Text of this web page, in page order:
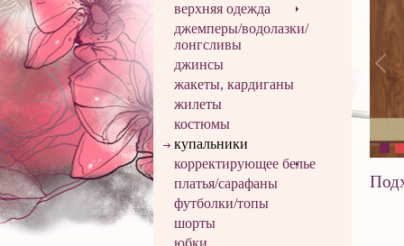
верхняя одежда
джемперы/водолазки/
лонгсливы
джинсы
жакеты, кардиганы
жилеты
костюмы
купальники
корректирующее белье
платья/сарафаны
футболки/топы
шорты
юбки